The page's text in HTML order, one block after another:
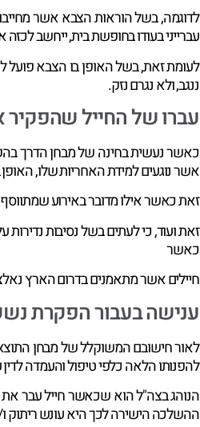
עברייני בעודו בחופשת בית, ייחשב
לעומת זאת, בשל האופן בו הצבא פועל
ננגב, ולא נגרם נזק.
עברו של החייל שהפקיר
כאשר נעשית בחינה של מבחן הדרך
אשר נוגעים למידת האחריות שלו, האופן
זאת כאשר אילו מדובר באירוע
זאת ועוד, כי לעתים בשל נסיבות
כאשר
חיילים אשר מתאמנים בדרום הארץ
ענישה בעבור הפקרת
לאור חישובם המשוקלל של מבחן
להפנותו הלאה כלפי טיפול והעמדה
הנוהג בצה"ל הוא שכאשר חייל עבר את
ההשלכה הישירה לכך היא עונש ריתוק